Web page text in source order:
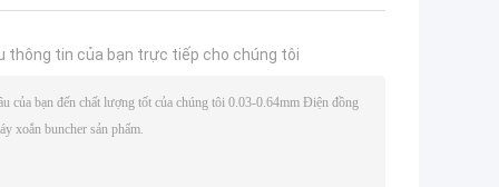
thông tin của bạn trực tiếp cho chúng tôi